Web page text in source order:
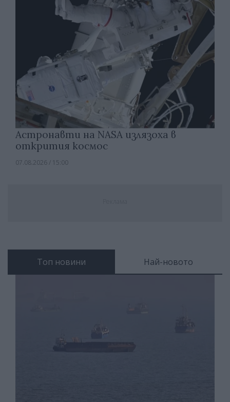
Астронавти на NASA излязоха в
открития космос
07.08.2026 / 15:00
Топ новини Най-новото